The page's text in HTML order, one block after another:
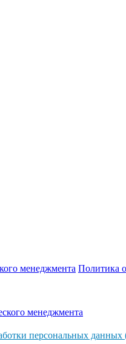
менеджмента Политика
менеджмента
персональных данных